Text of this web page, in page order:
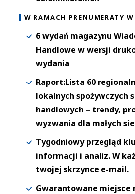
W RAMACH PRENUMERATY
6 wydań magazynu
Handlowe w wersji
wydania
Raport:Lista 60
lokalnych spożywczych
handlowych – trendy,
wyzwania dla małych
Tygodniowy przegląd
informacji i analiz. W
twojej skrzynce e-mail.
Gwarantowane miejsce